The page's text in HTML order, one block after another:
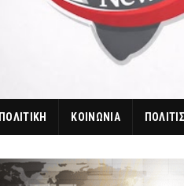
ΠΟΛΙΤΙΚΗ ΚΟΙΝΩΝΙΑ